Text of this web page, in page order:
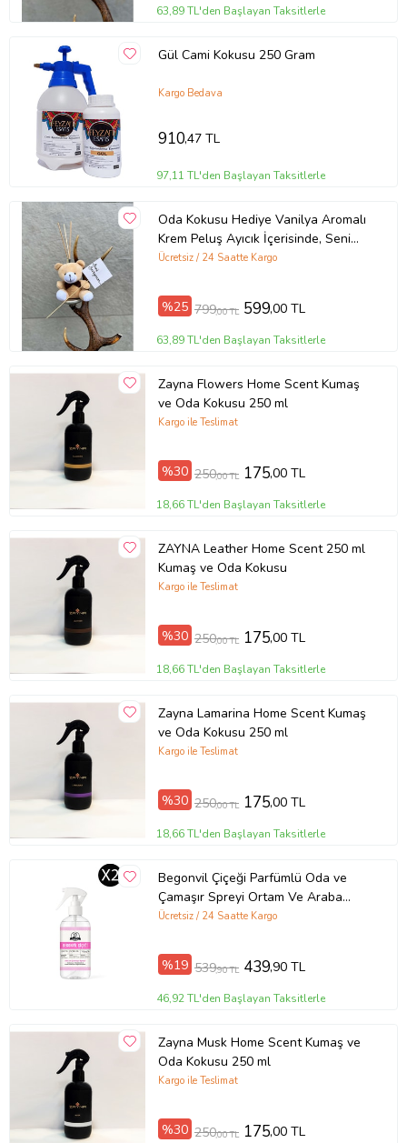
63,89 TL'den Başlayan Taksitlerle
Gül Cami Kokusu 250 Gram
Kargo Bedava
910,47 TL
97,11 TL'den Başlayan Taksitlerle
Oda Kokusu Hediye Vanilya Aromalı
Krem Peluş Ayıcık İçerisinde, Seni
Seviyorum Kartlı Hediyelik 15 ML
Ücretsiz / 24 Saatte Kargo
%25 799,00 TL 599,00 TL
63,89 TL'den Başlayan Taksitlerle
Zayna Flowers Home Scent Kumaş
ve Oda Kokusu 250 ml
Kargo ile Teslimat
%30 250,00 TL 175,00 TL
18,66 TL'den Başlayan Taksitlerle
ZAYNA Leather Home Scent 250 ml
Kumaş ve Oda Kokusu
Kargo ile Teslimat
%30 250,00 TL 175,00 TL
18,66 TL'den Başlayan Taksitlerle
Zayna Lamarina Home Scent Kumaş
ve Oda Kokusu 250 ml
Kargo ile Teslimat
%30 250,00 TL 175,00 TL
18,66 TL'den Başlayan Taksitlerle
Begonvil Çiçeği Parfümlü Oda ve
Çamaşır Spreyi Ortam Ve Araba
Kokusu Spreyi 250ml x 2
Ücretsiz / 24 Saatte Kargo
%19 539,90 TL 439,90 TL
46,92 TL'den Başlayan Taksitlerle
Zayna Musk Home Scent Kumaş ve
Oda Kokusu 250 ml
Kargo ile Teslimat
%30 250,00 TL 175,00 TL